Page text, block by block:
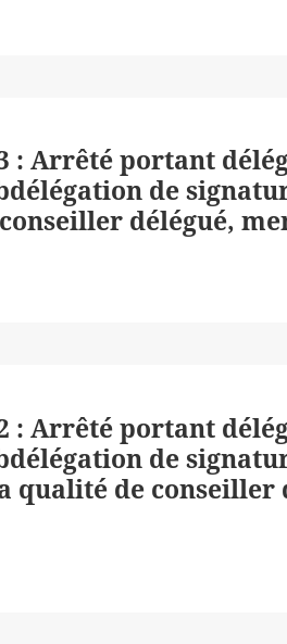
: Arrêté portant
de
délégué,
: Arrêté portant
de
qualité de